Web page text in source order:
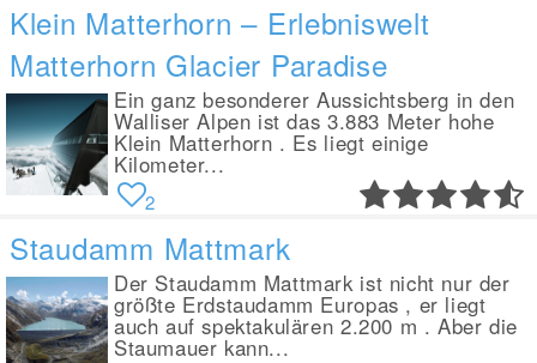
Klein Matterhorn – Erlebniswelt
Matterhorn Glacier Paradise
Ein ganz besonderer Aussichtsberg in den
Walliser Alpen ist das 3.883 Meter hohe
Klein Matterhorn . Es liegt einige
Kilometer...
2
Staudamm Mattmark
Der Staudamm Mattmark ist nicht nur der
größte Erdstaudamm Europas , er liegt
auch auf spektakulären 2.200 m . Aber die
Staumauer kann...